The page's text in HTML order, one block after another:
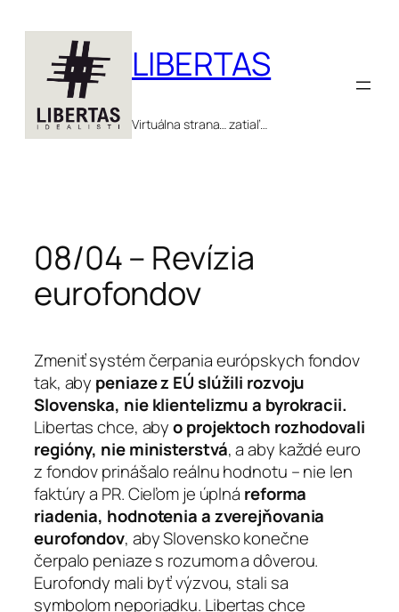
obsah
LIBERTAS
Virtuálna strana… zatiaľ…
08/04 – Revízia
eurofondov
Zmeniť systém čerpania európskych fondov
tak, aby peniaze z EÚ slúžili rozvoju
Slovenska, nie klientelizmu a byrokracii.
Libertas chce, abyo projektoch rozhodovali
regióny, nie ministerstvá, a aby každé euro
z fondov prinášalo reálnu hodnotu – nie len
faktúry a PR. Cieľom je úplná reforma
riadenia, hodnotenia a zverejňovania
eurofondov, aby Slovensko konečne
čerpalo peniaze s rozumom a dôverou.
Eurofondy mali byť výzvou, stali sa
symbolom neporiadku. Libertas chce